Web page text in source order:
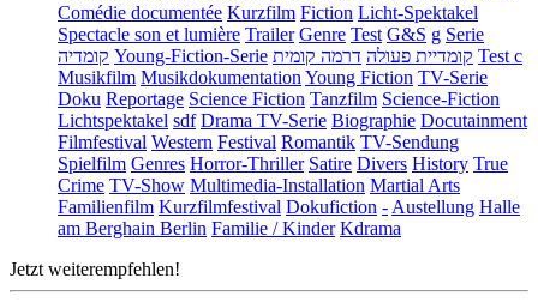
Comédie documentée Kurzfilm Fiction Licht-Spektakel
Spectacle son et lumière Trailer Genre Test G&S g Serie
קומדיה Young-Fiction-Serie קומדיית פעולה דרמה קומית
Test c
Musikfilm Musikdokumentation Young Fiction TV-Serie
Doku Reportage Science Fiction Tanzfilm Science-Fiction
Lichtspektakel sdf Drama TV-Serie Biographie Docutainment
Filmfestival Western Festival Romantik TV-Sendung
Spielfilm Genres Horror-Thriller Satire Divers History True
Crime TV-Show Multimedia-Installation Martial Arts
Familienfilm Kurzfilmfestival Dokufiction - Austellung Halle
am Berghain Berlin Familie / Kinder Kdrama
Jetzt weiterempfehlen!